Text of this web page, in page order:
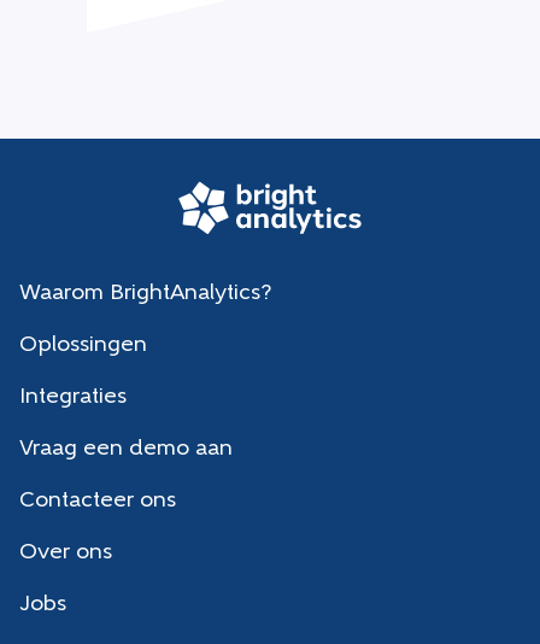
Waarom BrightAnalytics?
Oplossingen
Integraties
Vraag een demo aan
Contacteer ons
Over ons
Jobs